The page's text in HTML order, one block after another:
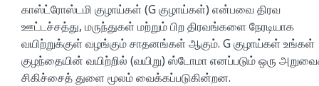
காஸ்ட்ரோஸ்டமி குழாய்கள் (G குழாய்கள்) என்பவை திரவ
ஊட்டச்சத்து, மருந்துகள் மற்றும் பிற திரவங்களை நேரடியாக
வயிற்றுக்குள் வழங்கும் சாதனங்கள் ஆகும். G குழாய்கள் உங்கள்
குழந்தையின் வயிற்றில் (வயிறு) ஸ்டோமா எனப்படும் ஒரு
சிகிச்சைத் துளை மூலம் வைக்கப்படுகின்றன.